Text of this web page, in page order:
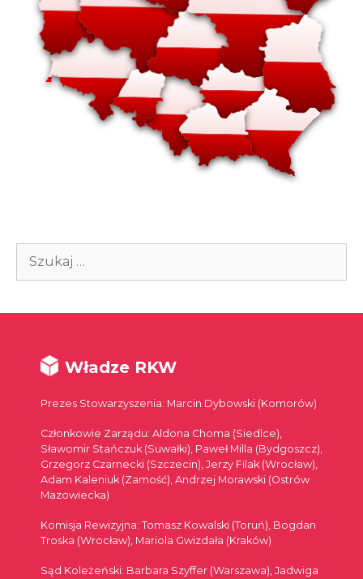
Szukaj:
Władze RKW
Prezes Stowarzyszenia: Marcin Dybowski (Komorów)
Członkowie Zarządu: Aldona Choma (Siedlce),
Sławomir Stańczuk (Suwałki), Paweł Milla (Bydgoszcz),
Grzegorz Czarnecki (Szczecin), Jerzy Filak (Wrocław),
Adam Kaleniuk (Zamość), Andrzej Morawski (Ostrów
Mazowiecka)
Komisja Rewizyjna: Tomasz Kowalski (Toruń), Bogdan
Troska (Wrocław), Mariola Gwizdała (Kraków)
Sąd Koleżeński: Barbara Szyffer (Warszawa), Jadwiga